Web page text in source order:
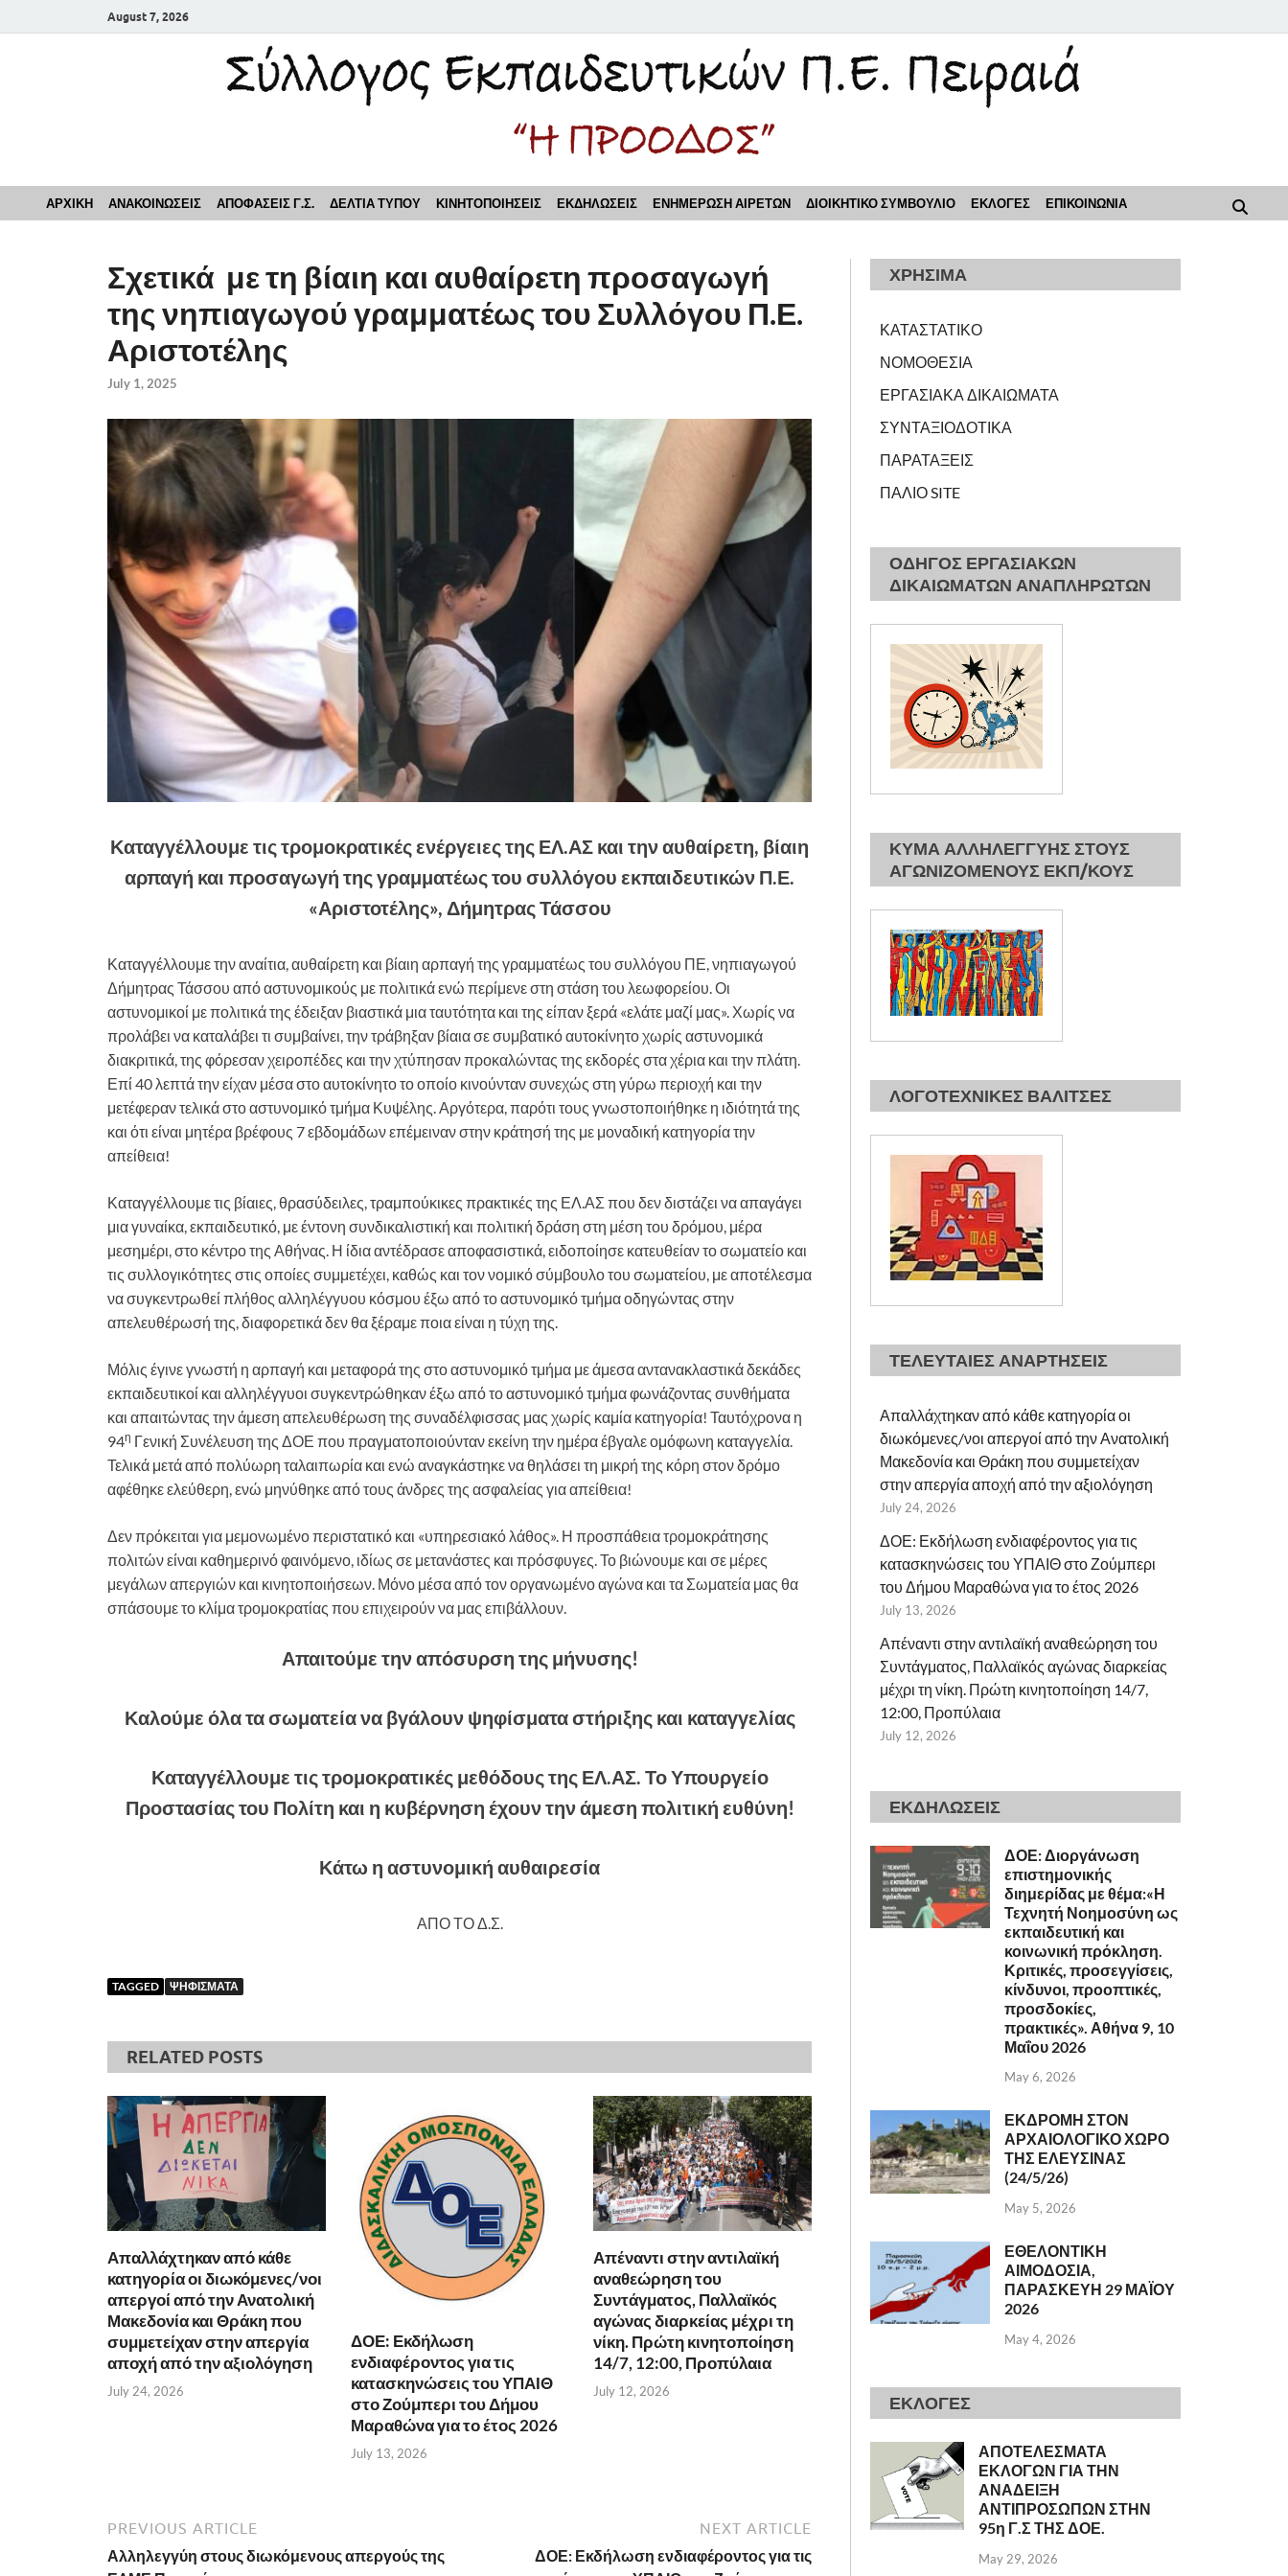
August 7, 2026
Σύλλογος Εκπαιδευτικών Π.Ε. Πειραιά "Η Πρόοδος"
ΑΡΧΙΚΗ ΑΝΑΚΟΙΝΩΣΕΙΣ ΑΠΟΦΑΣΕΙΣ Γ.Σ. ΔΕΛΤΙΑ ΤΥΠΟΥ ΚΙΝΗΤΟΠΟΙΗΣΕΙΣ ΕΚΔΗΛΩΣΕΙΣ ΕΝΗΜΕΡΩΣΗ ΑΙΡΕΤΩΝ ΔΙΟΙΚΗΤΙΚΟ ΣΥΜΒΟΥΛΙΟ ΕΚΛΟΓΕΣ ΕΠΙΚΟΙΝΩΝΙΑ
Σχετικά με τη βίαιη και αυθαίρετη προσαγωγή
της νηπιαγωγού γραμματέως του Συλλόγου Π.Ε.
Αριστοτέλης
July 1, 2025
Καταγγέλλουμε τις τρομοκρατικές ενέργειες της ΕΛ.ΑΣ και την αυθαίρετη, βίαιη
αρπαγή και προσαγωγή της γραμματέωςτου συλλόγου εκπαιδευτικών Π.Ε.
«Αριστοτέλης», Δήμητρας Τάσσου
Καταγγέλλουμε την αναίτια, αυθαίρετη και βίαιη αρπαγή της γραμματέως του συλλόγου ΠΕ, νηπιαγωγού
Δήμητρας Τάσσου από αστυνομικούς με πολιτικά ενώ περίμενε στη στάση του λεωφορείου. Οι
αστυνομικοί με πολιτικά της έδειξαν βιαστικά μια ταυτότητα και της είπαν ξερά «ελάτε μαζί μας». Χωρίς να
προλάβει να καταλάβει τι συμβαίνει, την τράβηξαν βίαια σε συμβατικό αυτοκίνητο χωρίς αστυνομικά
διακριτικά, της φόρεσαν χειροπέδες και την χτύπησαν προκαλώντας της εκδορές στα χέρια και την πλάτη.
Επί 40 λεπτά την είχαν μέσα στο αυτοκίνητο το οποίο κινούνταν συνεχώς στη γύρω περιοχή και την
μετέφεραν τελικά στο αστυνομικό τμήμα Κυψέλης. Αργότερα, παρότι τους γνωστοποιήθηκε η ιδιότητά της
και ότι είναι μητέρα βρέφους 7 εβδομάδων επέμειναν στην κράτησή της με μοναδική κατηγορία την
απείθεια!
Καταγγέλλουμε τις βίαιες, θρασύδειλες, τραμπούκικες πρακτικές της ΕΛ.ΑΣ που δεν διστάζει να απαγάγει
μια γυναίκα, εκπαιδευτικό, με έντονη συνδικαλιστική και πολιτική δράση στη μέση του δρόμου, μέρα
μεσημέρι, στο κέντρο της Αθήνας. Η ίδια αντέδρασε αποφασιστικά, ειδοποίησε κατευθείαν το σωματείο και
τις συλλογικότητες στις οποίες συμμετέχει, καθώς και τον νομικό σύμβουλο του σωματείου, με αποτέλεσμα
να συγκεντρωθεί πλήθος αλληλέγγυου κόσμου έξω από το αστυνομικό τμήμα οδηγώντας στην
απελευθέρωσή της, διαφορετικά δεν θα ξέραμε ποια είναι η τύχη της.
Μόλις έγινε γνωστή η αρπαγή και μεταφορά της στο αστυνομικό τμήμα με άμεσα αντανακλαστικά δεκάδες
εκπαιδευτικοί και αλληλέγγυοι συγκεντρώθηκαν έξω από το αστυνομικό τμήμα φωνάζοντας συνθήματα
και απαιτώντας την άμεση απελευθέρωση της συναδέλφισσας μας χωρίς καμία κατηγορία! Ταυτόχρονα η
94η Γενική Συνέλευση της ΔΟΕ που πραγματοποιούνταν εκείνη την ημέρα έβγαλε ομόφωνη καταγγελία.
Τελικά μετά από πολύωρη ταλαιπωρία και ενώ αναγκάστηκε να θηλάσει τη μικρή της κόρη στον δρόμο
αφέθηκε ελεύθερη, ενώ μηνύθηκε από τους άνδρες της ασφαλείας για απείθεια!
Δεν πρόκειται για μεμονωμένο περιστατικό και «υπηρεσιακό λάθος». Η προσπάθεια τρομοκράτησης
πολιτών είναι καθημερινό φαινόμενο, ιδίως σε μετανάστες και πρόσφυγες. Το βιώνουμε και σε μέρες
μεγάλων απεργιών και κινητοποιήσεων. Μόνο μέσα από τον οργανωμένο αγώνα και τα Σωματεία μας θα
σπάσουμε το κλίμα τρομοκρατίας που επιχειρούν να μας επιβάλλουν.
Απαιτούμε την απόσυρση της μήνυσης!
Καλούμε όλα τα σωματεία να βγάλουν ψηφίσματα στήριξης και καταγγελίας
Καταγγέλλουμε τις τρομοκρατικές μεθόδους της ΕΛ.ΑΣ. Το Υπουργείο
Προστασίας του Πολίτη και η κυβέρνηση έχουν την άμεση πολιτική ευθύνη!
Κάτω η αστυνομική αυθαιρεσία
ΑΠΟ ΤΟ Δ.Σ.
TAGGED ΨΗΦΙΣΜΑΤΑ
RELATED POSTS
Απαλλάχτηκαν από κάθε
κατηγορία οι διωκόμενες/νοι
απεργοί από την Ανατολική
Μακεδονία και Θράκη που
συμμετείχαν στην απεργία
αποχή από την αξιολόγηση
July 24, 2026
ΔΟΕ: Εκδήλωση
ενδιαφέροντος για τις
κατασκηνώσεις του ΥΠΑΙΘ
στο Ζούμπερι του Δήμου
Μαραθώνα για το έτος 2026
July 13, 2026
Απέναντι στην αντιλαϊκή
αναθεώρηση του
Συντάγματος, Παλλαϊκός
αγώνας διαρκείας μέχρι τη
νίκη. Πρώτη κινητοποίηση
14/7, 12:00, Προπύλαια
July 12, 2026
PREVIOUS ARTICLE
Αλληλεγγύη στους διωκόμενους απεργούς της
NEXT ARTICLE
ΔΟΕ: Εκδήλωση ενδιαφέροντος για τις
ΧΡΗΣΙΜΑ
ΚΑΤΑΣΤΑΤΙΚΟ
ΝΟΜΟΘΕΣΙΑ
ΕΡΓΑΣΙΑΚΑ ΔΙΚΑΙΩΜΑΤΑ
ΣΥΝΤΑΞΙΟΔΟΤΙΚΑ
ΠΑΡΑΤΑΞΕΙΣ
ΠΑΛΙΟ SITE
ΟΔΗΓΟΣ ΕΡΓΑΣΙΑΚΩΝ
ΔΙΚΑΙΩΜΑΤΩΝ ΑΝΑΠΛΗΡΩΤΩΝ
ΚΥΜΑ ΑΛΛΗΛΕΓΓΥΗΣ ΣΤΟΥΣ
ΑΓΩΝΙΖΟΜΕΝΟΥΣ ΕΚΠ/ΚΟΥΣ
ΛΟΓΟΤΕΧΝΙΚΕΣ ΒΑΛΙΤΣΕΣ
ΤΕΛΕΥΤΑΙΕΣ ΑΝΑΡΤΗΣΕΙΣ
Απαλλάχτηκαν από κάθε κατηγορία οι
διωκόμενες/νοι απεργοί από την Ανατολική
Μακεδονία και Θράκη που συμμετείχαν
στην απεργία αποχή από την αξιολόγηση
July 24, 2026
ΔΟΕ: Εκδήλωση ενδιαφέροντος για τις
κατασκηνώσεις του ΥΠΑΙΘ στο Ζούμπερι
του Δήμου Μαραθώνα για το έτος 2026
July 13, 2026
Απέναντι στην αντιλαϊκή αναθεώρηση του
Συντάγματος, Παλλαϊκός αγώνας διαρκείας
μέχρι τη νίκη. Πρώτη κινητοποίηση 14/7,
12:00, Προπύλαια
July 12, 2026
ΕΚΔΗΛΩΣΕΙΣ
ΔΟΕ: Διοργάνωση
επιστημονικής
διημερίδας με θέμα:«Η
Τεχνητή Νοημοσύνη ως
εκπαιδευτική και
κοινωνική πρόκληση.
Κριτικές, προσεγγίσεις,
κίνδυνοι, προοπτικές,
προσδοκίες,
πρακτικές». Αθήνα 9, 10
Μαΐου 2026
May 6, 2026
ΕΚΔΡΟΜΗ ΣΤΟΝ
ΑΡΧΑΙΟΛΟΓΙΚΟ ΧΩΡΟ
ΤΗΣ ΕΛΕΥΣΙΝΑΣ
(24/5/26)
May 5, 2026
ΕΘΕΛΟΝΤΙΚΗ
ΑΙΜΟΔΟΣΙΑ,
ΠΑΡΑΣΚΕΥΗ 29 ΜΑΪΟΥ
2026
May 4, 2026
ΕΚΛΟΓΕΣ
ΑΠΟΤΕΛΕΣΜΑΤΑ
ΕΚΛΟΓΩΝ ΓΙΑ ΤΗΝ
ΑΝΑΔΕΙΞΗ
ΑΝΤΙΠΡΟΣΩΠΩΝ ΣΤΗΝ
95η Γ.Σ ΤΗΣ ΔΟΕ.
May 29, 2026